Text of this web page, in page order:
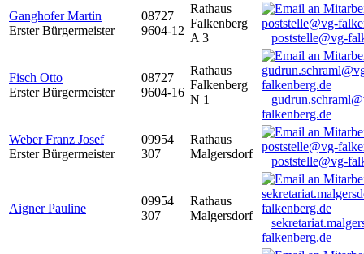
Ganghofer Martin
Erster Bürgermeister
08727
9604-12
Rathaus
Falkenberg
A 3
poststelle@vg-
Fisch Otto
Erster Bürgermeister
08727
9604-16
Rathaus
Falkenberg
N 1
falkenberg.de
Weber Franz Josef
Erster Bürgermeister
09954
307
Rathaus
Malgersdorf
poststelle@vg-
Aigner Pauline
09954
307
Rathaus
Malgersdorf
falkenberg.de